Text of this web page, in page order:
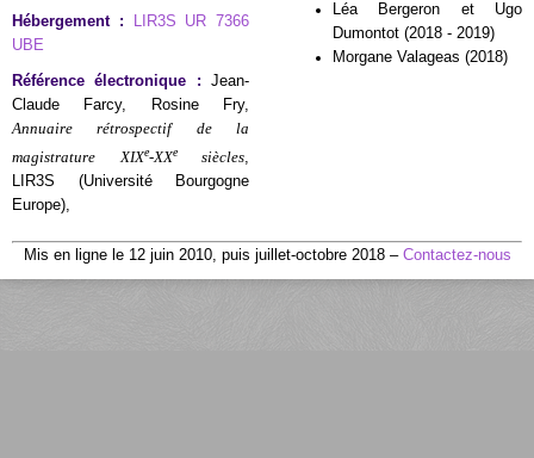
Léa Bergeron et Ugo
Dumontot (2018 - 2019)
Morgane Valageas (2018)
Hébergement :
LIR3S UR 7366
UBE
Référence électronique : Jean-
Claude Farcy, Rosine Fry,
Annuaire rétrospectif de la
magistrature XIXe-XXesiècles,
LIR3S (Université Bourgogne
Europe),
Mis en ligne le 12 juin 2010, puis juillet-octobre 2018 – Contactez-nous